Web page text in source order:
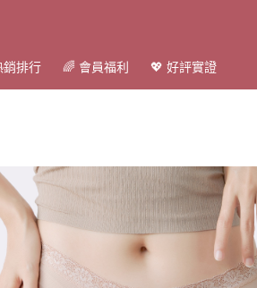
銷排行 🌈 會員福利 💖 好評實證